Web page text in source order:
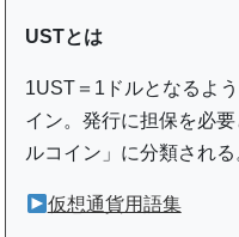
USTとは
1UST＝1ドルとなるよ
イン。発行に担保を必
ルコイン」に分類される
仮想通貨用語集